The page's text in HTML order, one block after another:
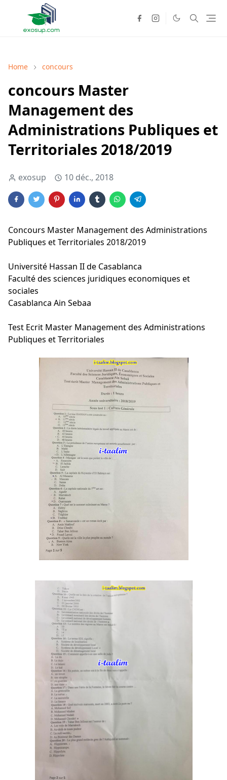
Home concours
concours Master
Management des
Administrations Publiques et
Territoriales 2018/2019
exosup 10 déc., 2018
Concours Master Management des Administrations
Publiques et Territoriales 2018/2019
Université Hassan II de Casablanca
Faculté des sciences juridiques economiques et
sociales
Casablanca Ain Sebaa
Test Ecrit Master Management des Administrations
Publiques et Territoriales